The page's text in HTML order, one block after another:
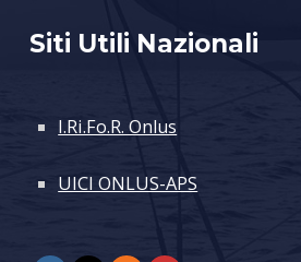
Siti Utili Nazionali
I.Ri.Fo.R. Onlus
UICI ONLUS-APS